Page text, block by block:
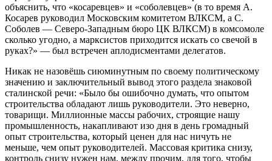
объяснить, что «косаревцев» и «соболевцев» (в то время А.
Косарев руководил Московским комитетом ВЛКСМ, а С.
Соболев — Северо-Западным бюро ЦК ВЛКСМ) в комсомоле
сколько угодно, а марксистов приходится искать со свечой в
руках?» — был встречен аплодисментами делегатов.
Никак не назовёшь сиюминутным по своему политическому
значению и заключительный вывод этого раздела знаковой
сталинской речи: «Было бы ошибочно думать, что опытом
строительства обладают лишь руководители. Это неверно,
товарищи. Миллионные массы рабочих, строящие нашу
промышленность, накапливают изо дня в день громадный
опыт строительства, который ценен для нас ничуть не
меньше, чем опыт руководителей. Массовая критика снизу,
контроль снизу нужен нам, между прочим, для того, чтобы